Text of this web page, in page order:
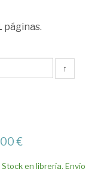
páginas.
↑
€
Stock en librería. Envío